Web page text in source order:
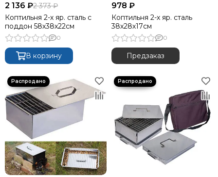
Топоры и пилы
Компасы
Столовые приборы
Обогреватели порошковые
Мебель туристическа
2 136 ₽2 373 ₽
Коптильня 2-х яр. сталь с
поддон 58х38х22см
0
В корзину
978 ₽
Коптильня 2-х яр. сталь
38х28х17см
0
Предзаказ